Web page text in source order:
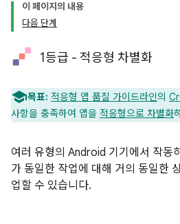
이 페이지의 내용
다음 단계
1등급 - 적응형 차별화
목표: 적응형 앱 품질 가이드라인의
사항을 충족하여 앱을 적응형으로 차별화
여러 유형의 Android 기기에서 작동
가 동일한 작업에 대해 거의 동일한
업할 수 있습니다.